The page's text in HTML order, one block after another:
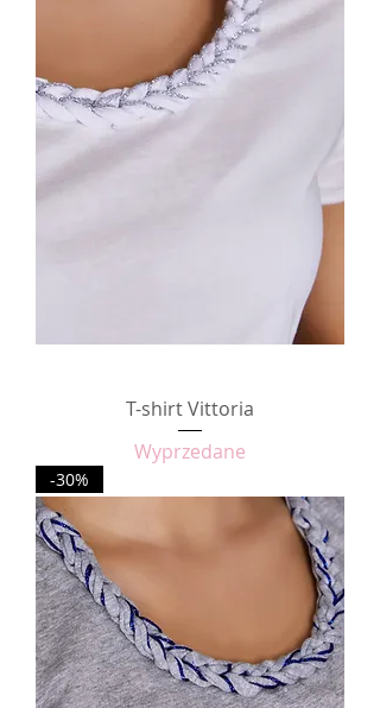
T-shirt Vittoria
Wyprzedane
-30%